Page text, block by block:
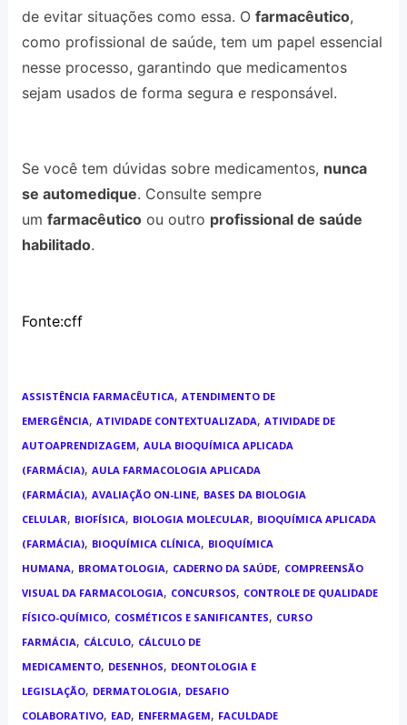
de evitar situações como essa. O farmacêutico,
como profissional de saúde, tem um papel essencial
nesse processo, garantindo que medicamentos
sejam usados de forma segura e responsável.
Se você tem dúvidas sobre medicamentos, nunca
se automedique. Consulte sempre
um farmacêuticoou outro profissional de saúde
habilitado.
Fonte:cff
ASSISTÊNCIA FARMACÊUTICA, ATENDIMENTO DE
EMERGÊNCIA, ATIVIDADE CONTEXTUALIZADA, ATIVIDADE DE
AUTOAPRENDIZAGEM, AULA BIOQUÍMICA APLICADA
(FARMÁCIA), AULA FARMACOLOGIA APLICADA
(FARMÁCIA), AVALIAÇÃO ON-LINE, BASES DA BIOLOGIA
CELULAR, BIOFÍSICA, BIOLOGIA MOLECULAR, BIOQUÍMICA APLICADA
(FARMÁCIA), BIOQUÍMICA CLÍNICA, BIOQUÍMICA
HUMANA, BROMATOLOGIA, CADERNO DA SAÚDE, COMPREENSÃO
VISUAL DA FARMACOLOGIA, CONCURSOS, CONTROLE DE QUALIDADE
FÍSICO-QUÍMICO, COSMÉTICOS E SANIFICANTES, CURSO
FARMÁCIA, CÁLCULO, CÁLCULO DE
MEDICAMENTO, DESENHOS, DEONTOLOGIA E
LEGISLAÇÃO, DERMATOLOGIA, DESAFIO
COLABORATIVO, EAD, ENFERMAGEM, FACULDADE